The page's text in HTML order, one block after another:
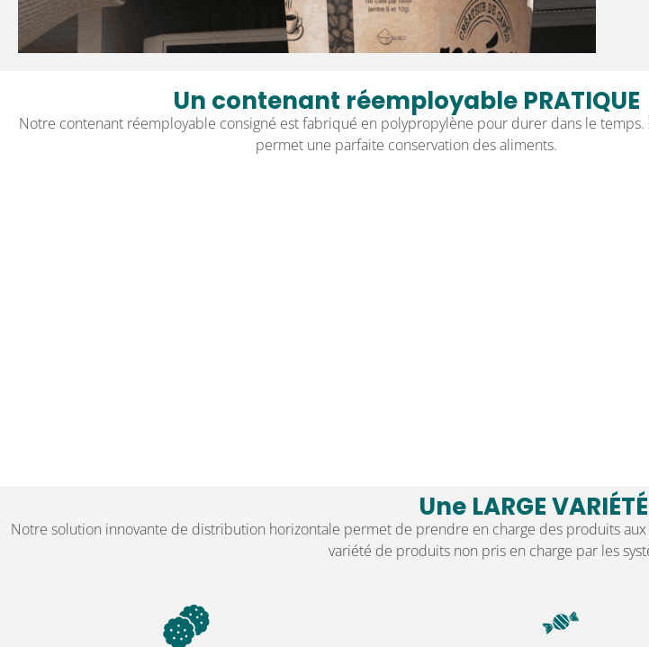
Un contenant réemployable PRATIQUE
Notre contenant réemployable consigné est fabriqué en polypropylène pour durer dans le temps.
permet une parfaite conservation des aliments.
Une LARGE VARIÉTÉ
Notre solution innovante de distribution horizontale permet de prendre en charge des produits aux
variété de produits non pris en charge par les